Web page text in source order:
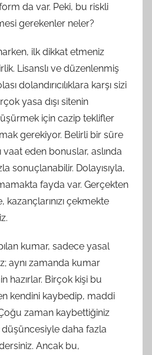
da var. Peki, bu riskli
gerekenler neler?
ilk dikkat etmeniz
Lisanslı ve düzenlenmiş
dolandırıcılıklara karşı sizi
yasa dışı sitenin
için cazip teklifler
gerekiyor. Belirli bir süre
vaat eden bonuslar, aslında
sonuçlanabilir. Dolayısıyla,
fayda var. Gerçekten
kazançlarınızı çekmekte
kumar, sadece yasal
aynı zamanda kumar
hazırlar. Birçok kişi bu
kendini kaybedip, maddi
zaman kaybettiğiniz
düşüncesiyle daha fazla
Ancak bu,